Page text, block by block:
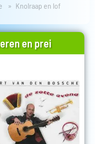
Knolraap en lof
en prei